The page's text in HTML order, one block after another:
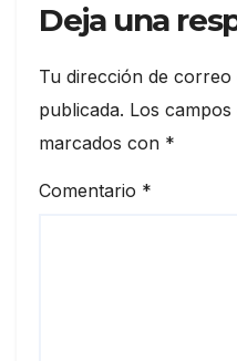
Deja una
Tu dirección de
publicada. Los
marcados con *
Comentario *